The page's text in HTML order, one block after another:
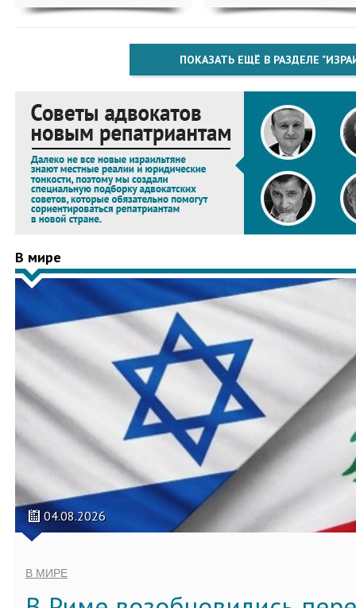
ПОКАЗАТЬ ЕЩЁ В РАЗДЕЛЕ
В мире
04.08.2026
В МИРЕ